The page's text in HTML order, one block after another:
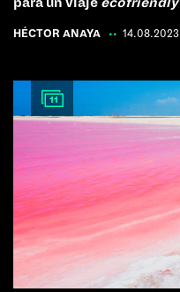
HÉCTOR ANAYA 14.08.2023
11